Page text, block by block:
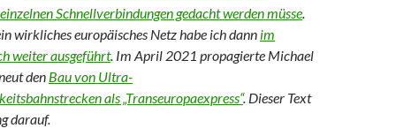
Schnellverbindungen gedacht werden müsse.
wirkliches europäisches Netz habe ich dann im
weiter ausgeführt. Im April 2021 propagierte Michael
den Bau von Ultra-
als „Transeuropaexpress“. Dieser Text
darauf.